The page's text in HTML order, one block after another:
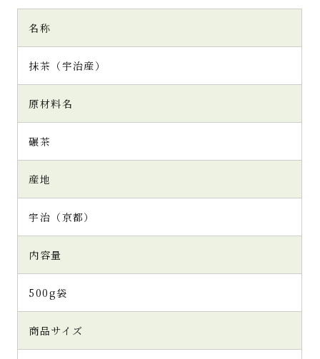
名称
抹茶（宇治産）
原材料名
碾茶
産地
宇治（京都）
内容量
500g袋
商品サイズ